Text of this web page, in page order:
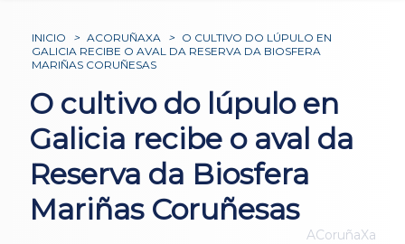
INICIO > ACORUÑAXA > O CULTIVO DO LÚPULO EN
GALICIA RECIBE O AVAL DA RESERVA DA BIOSFERA
MARIÑAS CORUÑESAS
O cultivo do lúpulo en
Galicia recibe o aval da
Reserva da Biosfera
Mariñas Coruñesas
ACoruñaXa